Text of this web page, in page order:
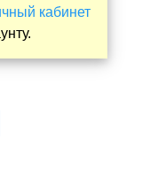
кабинет